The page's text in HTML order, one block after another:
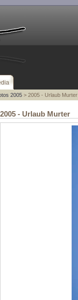
2005> 2005 - Urlaub Murter
2005 - Urlaub Murter